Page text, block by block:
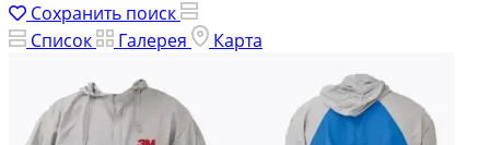
Сохранить поиск
Список
Галерея Карта